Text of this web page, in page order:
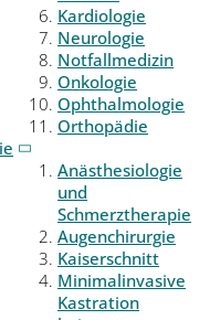
Kardiologie
Neurologie
Notfallmedizin
Onkologie
Ophthalmologie
Orthopädie
Anästhesiologie
und
Schmerztherapie
Augenchirurgie
Kaiserschnitt
Minimalinvasive
Kastration